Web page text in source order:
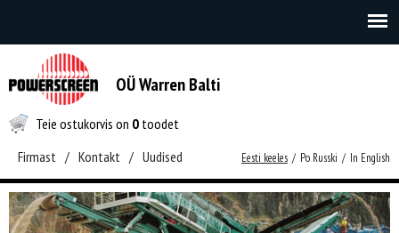
OÜ Warren Balti
Teie ostukorvis on 0 toodet
Firmast / Kontakt / Uudised Eesti keeles / Po Russki / In English